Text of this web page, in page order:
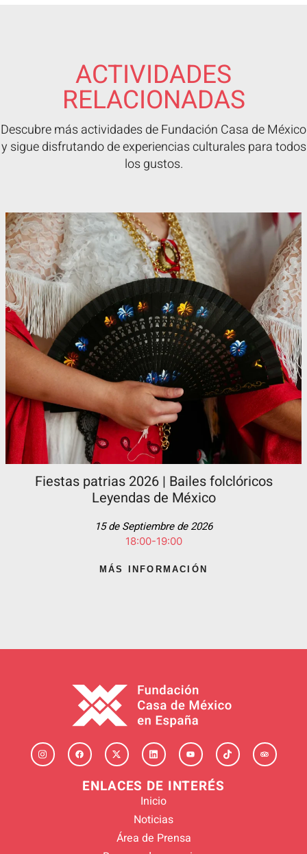
ACTIVIDADES
RELACIONADAS
Descubre más actividades de Fundación Casa de México
y sigue disfrutando de experiencias culturales para todos
los gustos.
Fiestas patrias 2026 | Bailes folclóricos
Leyendas de México
15 de Septiembre de 2026
18:00-19:00
MÁS INFORMACIÓN
ENLACES DE INTERÉS
Inicio
Noticias
Área de Prensa